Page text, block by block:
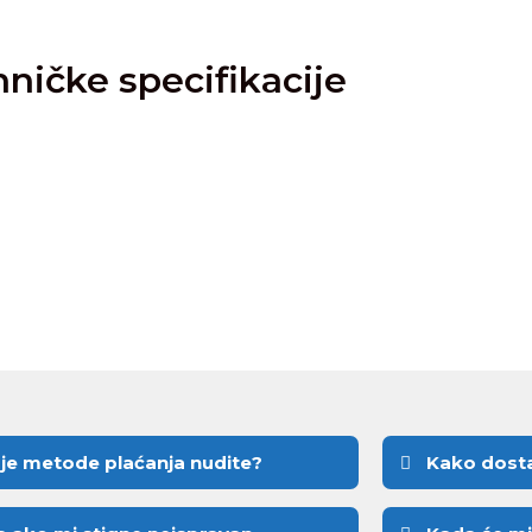
specifikacije
metode plaćanja nudite? Kako